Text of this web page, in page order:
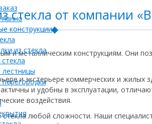
конструкции
из стекла
стекла от компании
и металлическим конструкциям. Они
и экстерьере коммерческих и
и удобны в эксплуатации,
воздействия.
любой сложности. Наши